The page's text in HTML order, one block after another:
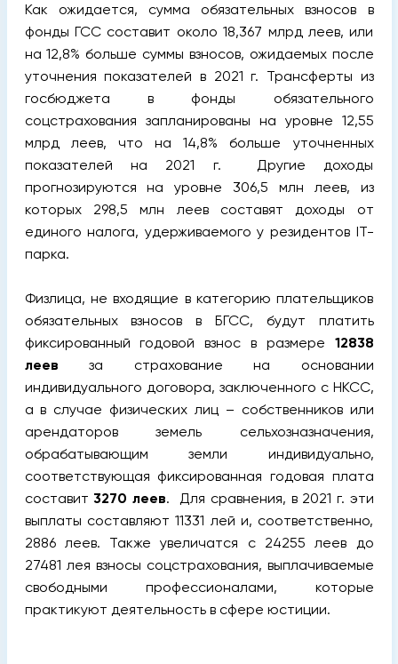
Как ожидается, сумма обязательных взносов в
фонды ГСС составит около 18,367 млрд леев, или
на 12,8% больше суммы взносов, ожидаемых после
уточнения показателей в 2021 г. Трансферты из
госбюджета в фонды обязательного
соцстрахования запланированы на уровне 12,55
млрд леев, что на 14,8% больше уточненных
показателей на 2021 г. Другие доходы
прогнозируются на уровне 306,5 млн леев, из
которых 298,5 млн леев составят доходы от
единого налога, удерживаемого у резидентов IT-
парка.
Физлица, не входящие в категорию плательщиков
обязательных взносов в БГСС, будут платить
фиксированный годовой взнос в размере 12838
леев за страхование на основании
индивидуального договора, заключенного с НКСС,
а в случае физических лиц – собственников или
арендаторов земель сельхозназначения,
обрабатывающим земли индивидуально,
соответствующая фиксированная годовая плата
составит 3270 леев. Для сравнения, в 2021 г. эти
выплаты составляют 11331 лей и, соответственно,
2886 леев. Также увеличатся с 24255 леев до
27481 лея взносы соцстрахования, выплачиваемые
свободными профессионалами, которые
практикуют деятельность в сфере юстиции.